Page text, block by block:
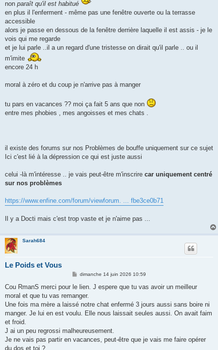
non paraît qu'il est habitué
en plus il l'enferment - même pas une fenêtre ouverte ou la terrasse
accessible
alors je passe en dessous de la fenêtre derrière laquelle il est assis - je le
vois qui me regarde
et je lui parle ..il a un regard d'une tristesse on dirait qu'il parle .. ou il
m'imite
encore 24 h
moral à zéro et du coup je n'arrive pas à manger
tu pars en vacances ?? moi ça fait 5 ans que non
entre mes phobies , mes angoisses et mes chats .
il existe des forums sur nos Problèmes de bouffe uniquement sur ce sujet
Ici c'est lié à la dépression ce qui est juste aussi
celui -là m'intéresse .. je vais peut-être m'inscrire car uniquement centré
sur nos problèmes
https://www.enfine.com/forum/viewforum. ... fbe3ce0b71
Il y a Docti mais c'est trop vaste et je n'aime pas ...
Sarah684
Le Poids et Vous
M
s
a
g
dimanche 14 juin 2026 10:59
Cou RmanS merci pour le lien. J espere que tu vas avoir un meilleur
moral et que tu vas remanger.
Une fois ma mère a laissé notre chat enfermé 3 jours aussi sans boire ni
manger. Je lui en est voulu. Elle nous laissait seules aussi. On avait faim
et froid.
J ai un peu regrossi malheureusement.
Je ne vais pas partir en vacances, peut-être que je vais me faire opérer
du dos et toi ?